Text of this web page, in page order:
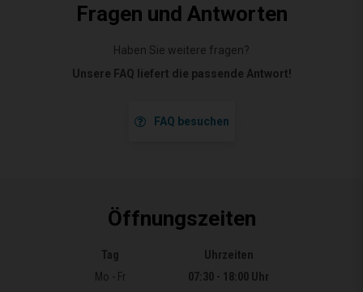
Fragen und Antworten
Haben Sie weitere fragen?
Unsere FAQ liefert die passende Antwort!
FAQ besuchen
Öffnungszeiten
Öffnungszeiten
Tag
Uhrzeiten
Mo - Fr
07:30 - 18:00 Uhr